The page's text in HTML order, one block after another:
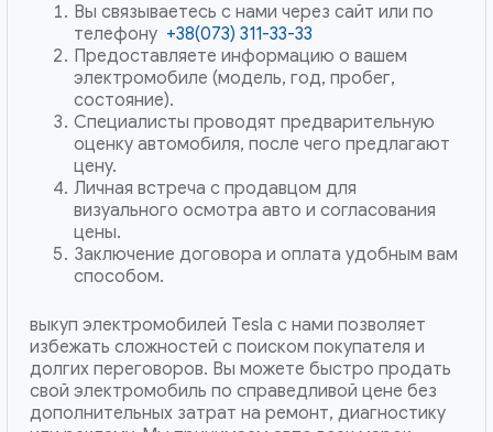
Вы связываетесь с нами через сайт или по
телефону +38(073) 311-33-33
Предоставляете информацию о вашем
электромобиле (модель, год, пробег,
состояние).
Специалисты проводят предварительную
оценку автомобиля, после чего предлагают
цену.
Личная встреча с продавцом для
визуального осмотра авто и согласования
цены.
Заключение договора и оплата удобным вам
способом.
выкуп электромобилей Tesla с нами позволяет
избежать сложностей с поиском покупателя и
долгих переговоров. Вы можете быстро продать
свой электромобиль по справедливой цене без
дополнительных затрат на ремонт, диагностику